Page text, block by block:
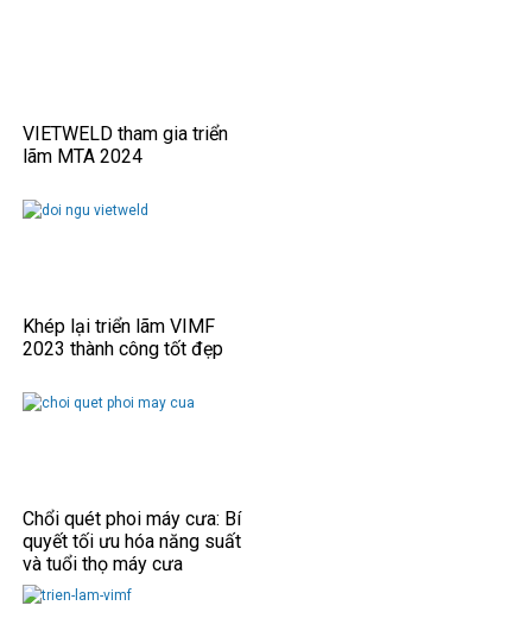
VIETWELD tham gia triển
lãm MTA 2024
Khép lại triển lãm VIMF
2023 thành công tốt đẹp
Chổi quét phoi máy cưa: Bí
quyết tối ưu hóa năng suất
và tuổi thọ máy cưa